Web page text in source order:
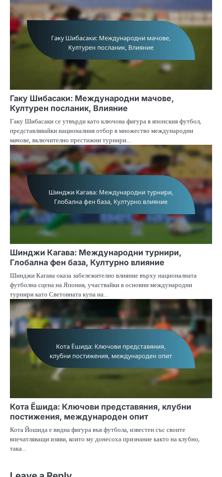
Гаку Шибасаки: Международни мачове,
Културен посланик, Влияние
Гаку Шибасаки се утвърди като ключова фигура в японския футбол,
представлявайки националния отбор в множество международни
мачове, включително престижни турнири…
Шинджи Кагава: Международни турнири,
Глобална фен база, Културно влияние
Шинджи Кагава оказа забележително влияние върху националната
футболна сцена на Япония, участвайки в основни международни
турнири като Световната купа на…
Кота Ёшида: Ключови представяния, клубни
постижения, международен опит
Кота Йошида е видна фигура във футбола, известен със своите
впечатляващи изяви, които му донесоха признание както на клубно,
така…